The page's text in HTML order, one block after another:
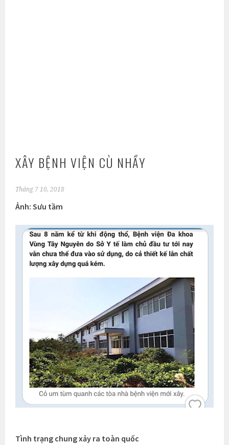
XÂY BỆNH VIỆN CÙ NHẦY
Tháng 7 10, 2018
Ảnh: Sưu tầm
Tình trạng chung xảy ra toàn quốc